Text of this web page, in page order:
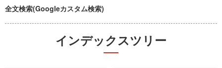
全文検索(Googleカスタム検索)
インデックスツリー